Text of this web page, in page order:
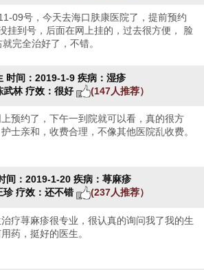
09号，今天去海口肤康医院了，提前预约
挂到号，后面在网上挂的，过去很方便， 脸
完全治好了，不错。
时间：2019-1-9 疾病：湿疹
武林 疗效：很好 (147人推荐）
预约了，下午一到院就可以看，真的很方
士亲和，收费合理，不像其他医院乱收费。
间：2019-1-20 疾病：荨麻疹
珍 疗效：还不错 (237人推荐）
疗荨麻疹很专业，很认真的询问我了我的生
药，挺好的医生。